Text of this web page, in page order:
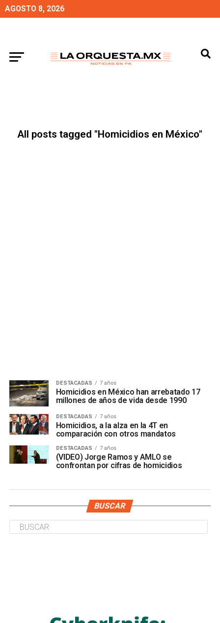
AGOSTO 8, 2026
All posts tagged "Homicidios en México"
DESTACADAS 7 años
Homicidios en México han arrebatado 17
millones de años de vida desde 1990
DESTACADAS 7 años
Homicidios, a la alza en la 4T en
comparación con otros mandatos
DESTACADAS 7 años
(VIDEO) Jorge Ramos y AMLO se
confrontan por cifras de homicidios
BUSCAR